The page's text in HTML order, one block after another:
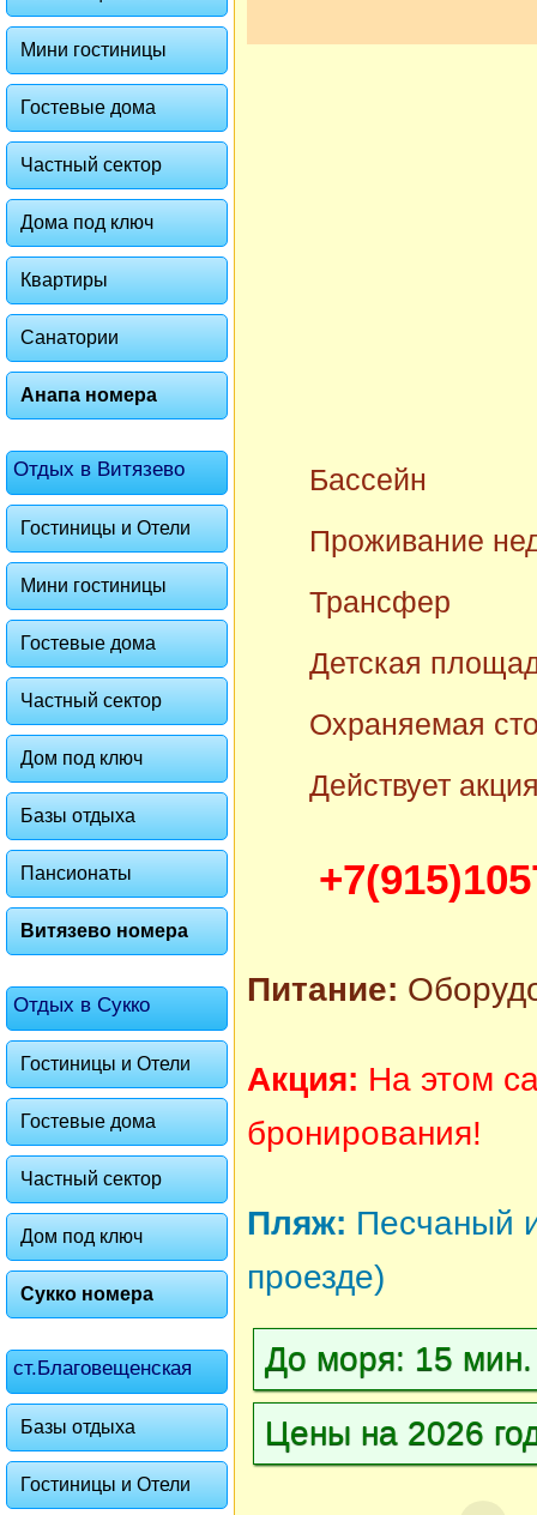
Мини гостиницы
Гостевые дома
Частный сектор
Дома под ключ
Квартиры
Санатории
Анапа номера
Отдых в Витязево
Гостиницы и Отели
Мини гостиницы
Гостевые дома
Частный сектор
Дом под ключ
Базы отдыха
Пансионаты
Витязево номера
Отдых в Сукко
Гостиницы и Отели
Гостевые дома
Частный сектор
Дом под ключ
Сукко номера
ст.Благовещенская
Базы отдыха
Гостиницы и Отели
Бассейн
Проживание
Трансфер
Детская
Охраняемая
Действует
Питание:
Акция: На этом
бронирования!
Пляж: Песчаный
проезде)
До моря: 15
Цены на 2026